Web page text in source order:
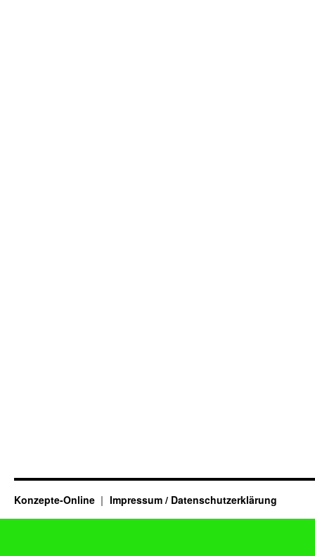
Konzepte-Online Impressum / Datenschutzerklärung